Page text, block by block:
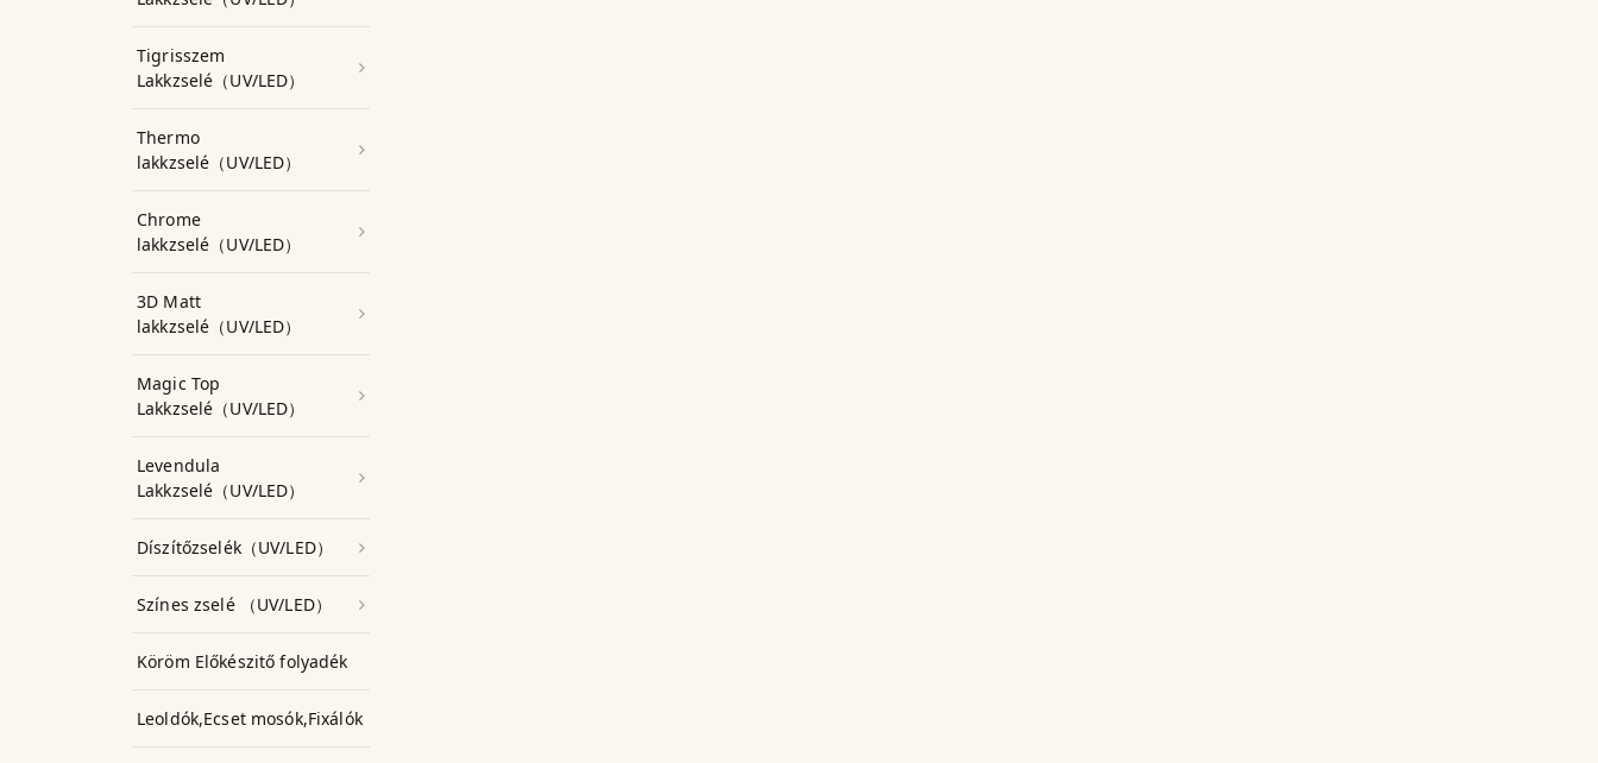
Tigrisszem
Lakkzselé（UV/LED）
Thermo
lakkzselé（UV/LED）
Chrome
lakkzselé（UV/LED）
3D Matt
lakkzselé（UV/LED）
Magic Top
Lakkzselé（UV/LED）
Levendula
Lakkzselé（UV/LED）
Díszítőzselék（UV/LED）
Színes zselé （UV/LED）
Köröm Előkészitő folyadék
Leoldók,Ecset mosók,Fixálók